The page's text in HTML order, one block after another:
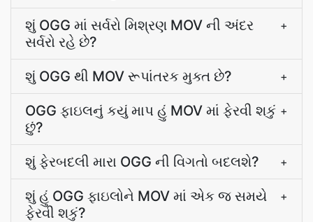
શું OGG માં સર્વરો મિશ્રણ MOV ની અંદર
સર્વરો રહે છે?
+
શું OGG થી MOV રૂપાંતરક મુક્ત છે? +
OGG ફાઇલનું કયું માપ હું MOV માં ફેરવી શકું
છું?
+
શું ફેરબદલી મારા OGG ની વિગતો બદલશે? +
શું હું OGG ફાઇલોને MOV માં એક જ સમયે
ફેરવી શકું?
+